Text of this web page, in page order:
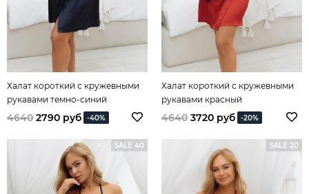
Халат короткий с кружевными
рукавами темно-синий
4640 2790 руб -40%
Халат короткий с кружевными
рукавами красный
4640 3720 руб -20%
SALE 40 SALE 20